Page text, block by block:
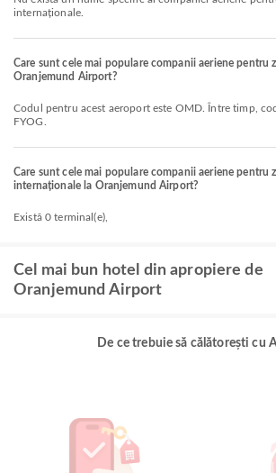
internaționale.
Care sunt cele mai populare companii aeriene pentru
Oranjemund Airport?
Codul pentru acest aeroport este OMD. Între timp, codul său icao este
FYOG.
Care sunt cele mai populare companii aeriene pentru
internaționale la Oranjemund Airport?
Există 0 terminal(e),
Cel mai bun hotel din apropiere de
Oranjemund Airport
De ce trebuie să călătorești cu